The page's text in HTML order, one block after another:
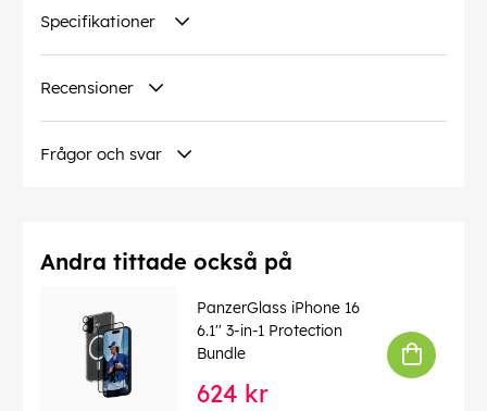
Specifikationer
Recensioner
Frågor och svar
Andra tittade också på
PanzerGlass iPhone 16
6.1'' 3-in-1 Protection
Bundle
624 kr